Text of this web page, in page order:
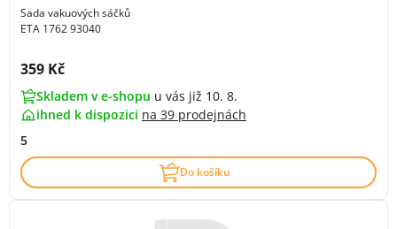
Sada vakuových sáčků
ETA 1762 93040
Cena s DPH:
359 Kč
Skladem v e-shopu u vás již 10. 8.
ihned k dispozici na 39 prodejnách
5
Do košíku